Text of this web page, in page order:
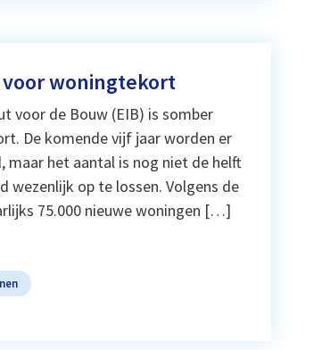
woningtekort
voor de Bouw (EIB) is somber
De komende vijf jaar worden er
maar het aantal is nog niet de helft
wezenlijk op te lossen. Volgens de
75.000 nieuwe woningen […]